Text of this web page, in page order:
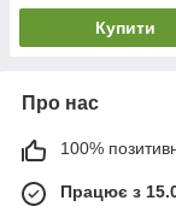
Купити
Про нас
100%
Працює з